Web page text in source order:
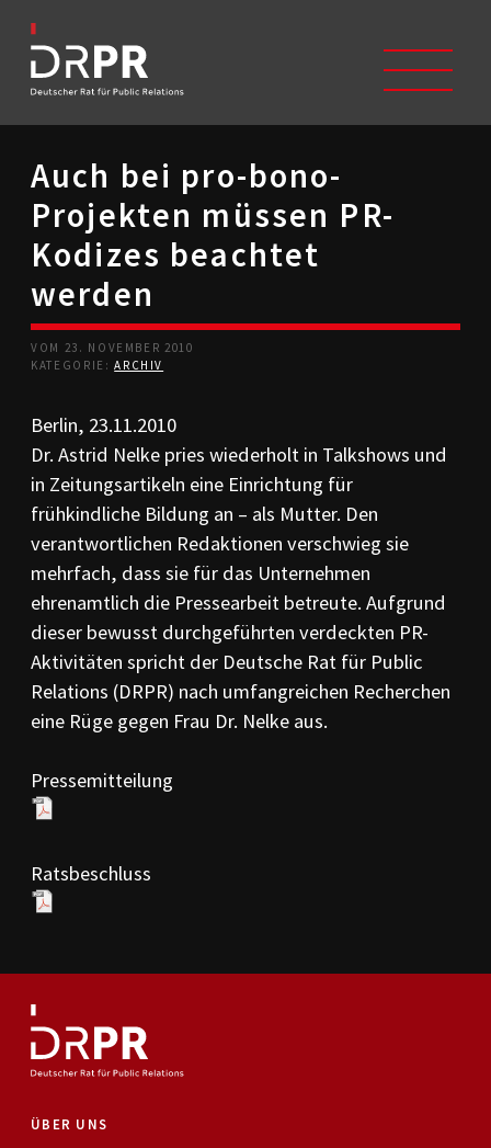
START
ÜBER UNS
Trägerverein
Studium/Ausbildung
KODIZES
Kommunikationskodex
DRPR-Richtlinien
PR-Kodizes
Kodizes öfft. Kommunikation
BESCHWERDE
Anleitung zur Beschwerde
Beschwerdeformular
Beschwerdeordnung
AKTUELLES
Pressemitteilungen
Archiv
Auch bei pro-bono-
Projekten müssen PR-
Kodizes beachtet
werden
VOM 23. NOVEMBER 2010
KATEGORIE:ARCHIV
Berlin, 23.11.2010
Dr. Astrid Nelke pries wiederholt in Talkshows und
in Zeitungsartikeln eine Einrichtung für
frühkindliche Bildung an – als Mutter. Den
verantwortlichen Redaktionen verschwieg sie
mehrfach, dass sie für das Unternehmen
ehrenamtlich die Pressearbeit betreute. Aufgrund
dieser bewusst durchgeführten verdeckten PR-
Aktivitäten spricht der Deutsche Rat für Public
Relations (DRPR) nach umfangreichen Recherchen
eine Rüge gegen Frau Dr. Nelke aus.
Pressemitteilung
Ratsbeschluss
ÜBER UNS